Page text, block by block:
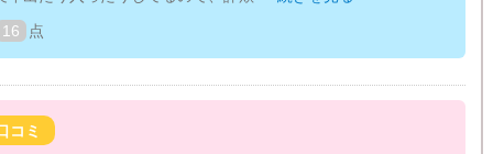
16 点
コミ